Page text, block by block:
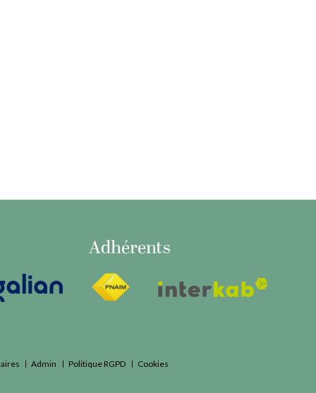
Adhérents
Admin Politique RGPD Cookies